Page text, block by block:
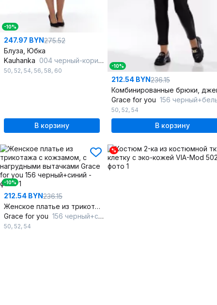
-10%
247.97 BYN275.52
Блуза, Юбка
Kauhanka 004 черный-коричневый
50, 52, 54, 56, 58, 60
В корзину
-10%
212.54 BYN236.15
Grace for you 156
50, 52, 54
В корзину
-10%
212.54 BYN236.15
Женское платье из трикотажа с кожзамом, с нагрудными вытачками
Grace for you 156 черный+синий
50, 52, 54
%